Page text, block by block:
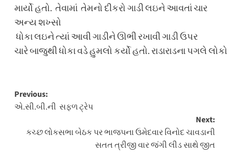
માર્યો હતો. તેવામાં તેમનો દીકરો ગાડી લઇને આવતાં ચાર
અન્ય શખ્સો
ધોકા લઇને ત્યાં આવી ગાડીને ઊભી રખાવી ગાડી ઉપર
ચારે બાજુથી ધોકા વડે હુમલો કર્યો હતો. રાડારાડના પગલે
Post
navigation
Previous:
એ.સી.બી.ની સફળ ટ્રેપ
Next:
કચ્છ લોકસભા બેઠક પર ભાજપના ઉમેદવાર વિનોદ ચાવડાની
સતત ત્રીજી વાર જંગી લીડ સાથે જીત